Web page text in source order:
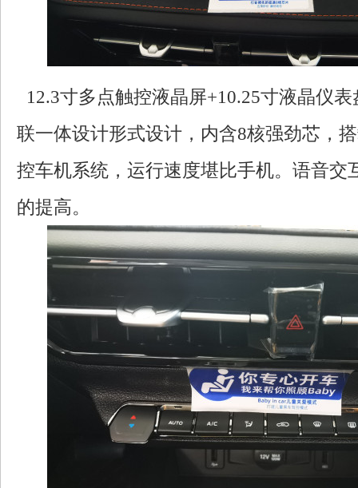
12.3寸多点触控液晶屏+10.25寸液晶仪
联一体设计形式设计，内含8核强劲芯，
控车机系统，运行速度堪比手机。语音交
的提高。